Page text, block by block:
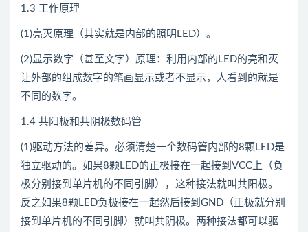
1.3 工作原理
(1)亮灭原理（其实就是内部的照明LED）。
(2)显示数字（甚至文字）原理：利用内部的LED的亮和灭
让外部的组成数字的笔画显示或者不显示，人看到的就是
不同的数字。
1.4 共阳极和共阴极数码管
(1)驱动方法的差异。必须清楚一个数码管内部的8颗LED是
独立驱动的。如果8颗LED的正极接在一起接到VCC上（负
极分别接到单片机的不同引脚），这种接法就叫共阳极。
反之如果8颗LED负极接在一起然后接到GND（正极就分别
接到单片机的不同引脚）就叫共阴极。两种接法都可以驱